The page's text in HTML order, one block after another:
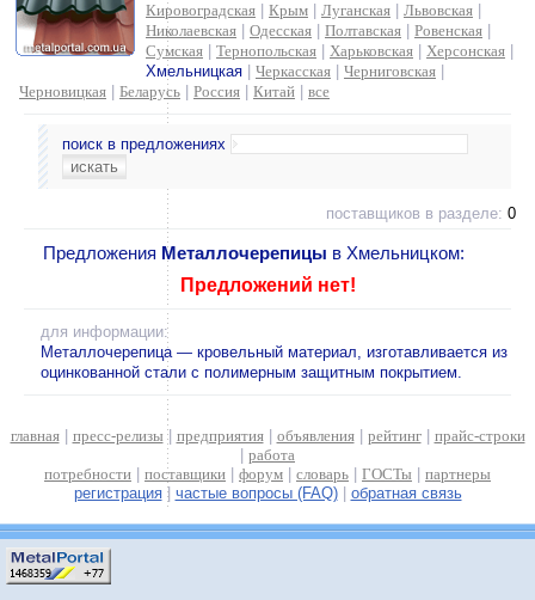
Кировоградская
Крым Луганская Львовская
Николаевская
Одесская Полтавская Ровенская
Сумская
Тернопольская Харьковская Херсонская
Хмельницкая
Черкасская Черниговская
Черновицкая
Беларусь Россия Китай все
поиск в предложениях
поставщиков в разделе: 0
Предложения Металлочерепицы в Хмельницком:
Предложений нет!
для информации:
Металлочерепица — кровельный материал, изготавливается из
оцинкованной стали с полимерным защитным покрытием.
главная| пресс-релизы | предприятия| объявления| рейтинг| прайс-строки
работа
потребности
поставщики форум словарь ГОСТы
партнеры
регистрация| частые вопросы (FAQ)| обратная связь